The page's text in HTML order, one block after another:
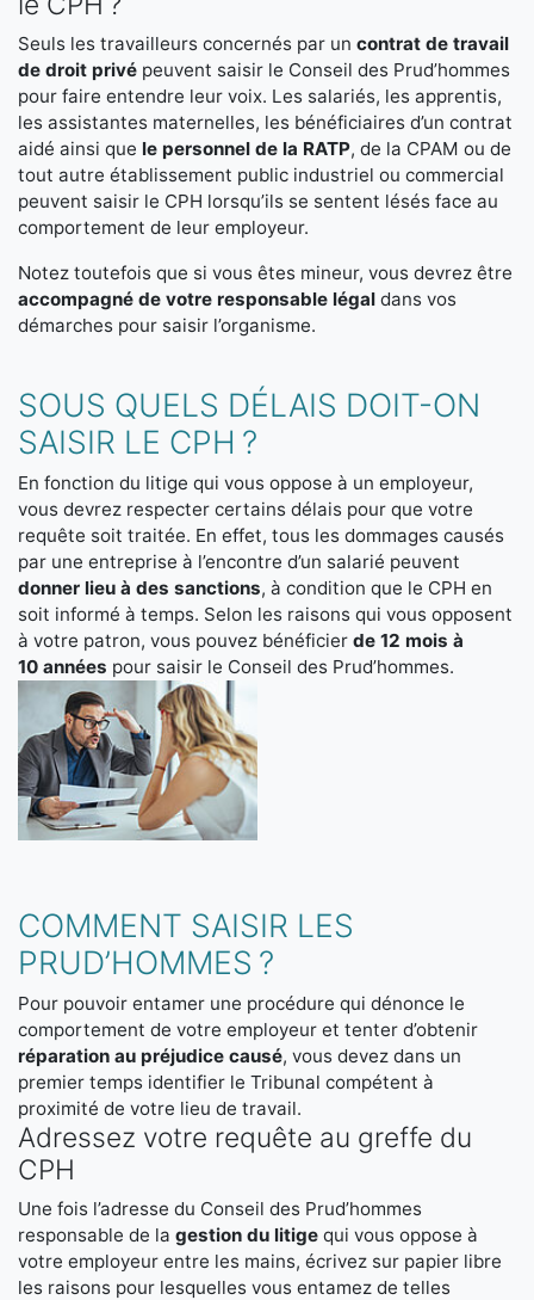
Seuls les travailleurs concernés par un contrat de travail
de droit privé peuvent saisir le Conseil des Prud’hommes
pour faire entendre leur voix. Les salariés, les apprentis,
les assistantes maternelles, les bénéficiaires d’un contrat
aidé ainsi que le personnel de la RATP, de la CPAM ou de
tout autre établissement public industriel ou commercial
peuvent saisir le CPH lorsqu’ils se sentent lésés face au
comportement de leur employeur.
Notez toutefois que si vous êtes mineur, vous devrez être
accompagné de votre responsable légal dans vos
démarches pour saisir l’organisme.
SOUS QUELS DÉLAIS DOIT-ON
SAISIR LE CPH ?
En fonction du litige qui vous oppose à un employeur,
vous devrez respecter certains délais pour que votre
requête soit traitée. En effet, tous les dommages causés
par une entreprise à l’encontre d’un salarié peuvent
donner lieu à des sanctions, à condition que le CPH en
soit informé à temps. Selon les raisons qui vous opposent
à votre patron, vous pouvez bénéficier de 12 mois à
10 années pour saisir le Conseil des Prud’hommes.
COMMENT SAISIR LES
PRUD’HOMMES ?
Pour pouvoir entamer une procédure qui dénonce le
comportement de votre employeur et tenter d’obtenir
réparation au préjudice causé, vous devez dans un
premier temps identifier le Tribunal compétent à
proximité de votre lieu de travail.
Adressez votre requête au greffe du
CPH
Une fois l’adresse du Conseil des Prud’hommes
responsable de la gestion du litige qui vous oppose à
votre employeur entre les mains, écrivez sur papier libre
les raisons pour lesquelles vous entamez de telles